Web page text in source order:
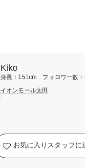
Kiko
身長：151cm フォロワー数
イオンモール太田
お気に入りスタッフに